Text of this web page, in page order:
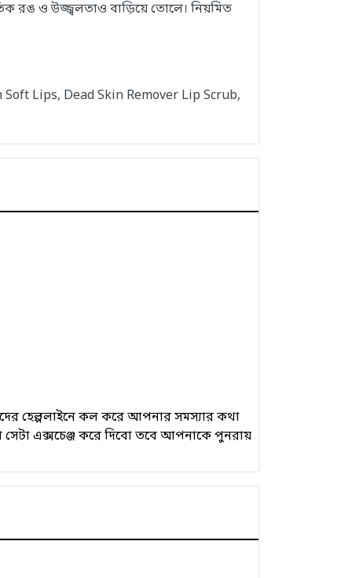
রঙ ও উজ্জ্বলতাও বাড়িয়ে তোলে। নিয়মিত
Lips, Dead Skin Remover Lip Scrub,
হেল্পলাইনে কল করে আপনার সমস্যার কথা
এক্সচেঞ্জ করে দিবো তবে আপনাকে পুনরায়